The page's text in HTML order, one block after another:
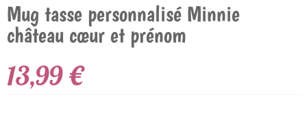
Mug tasse personnalisé Minnie
château cœur et prénom
13,99 €